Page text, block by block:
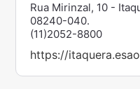
Rua Mirinzal, 10 -
08240-040.
(11)2052-8800
https://